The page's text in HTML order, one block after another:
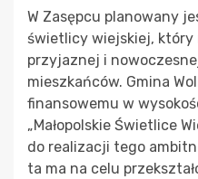
W Zasępcu planowany
świetlicy wiejskiej, który
przyjaznej i
mieszkańców. Gmina
finansowemu w
„Małopolskie Świetlice
do realizacji tego
ta ma na celu